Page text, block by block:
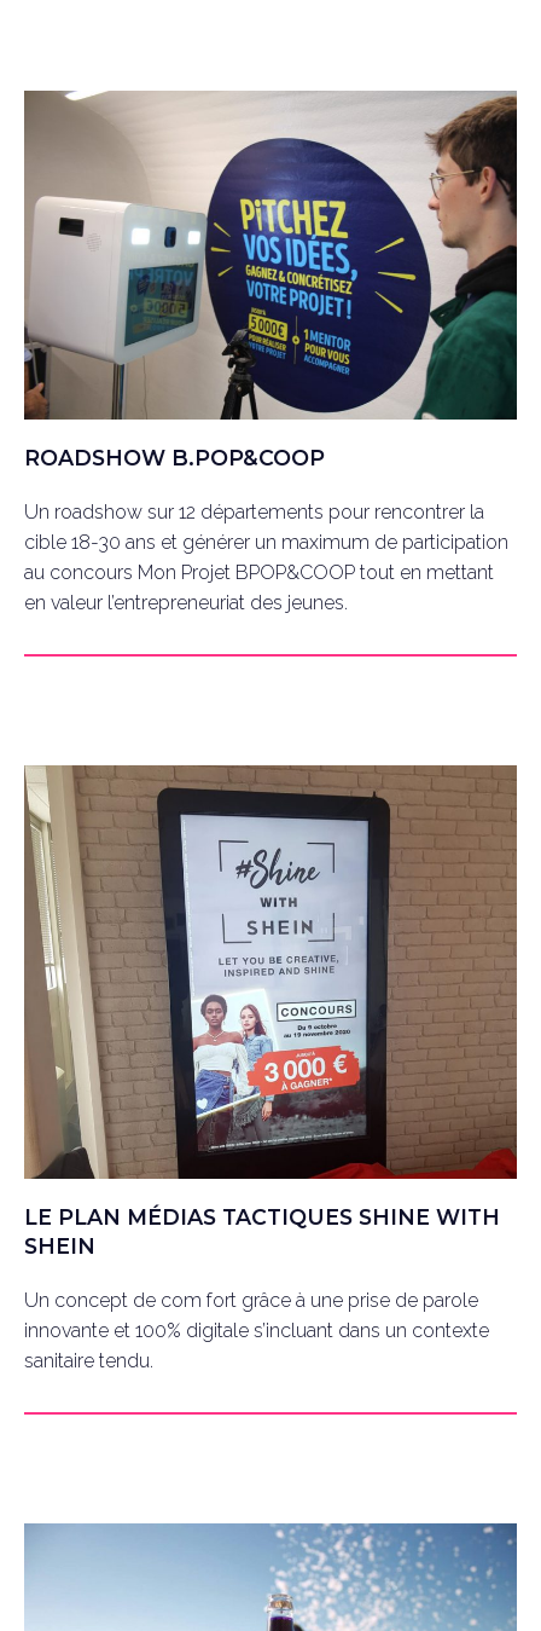
ROADSHOW B.POP&COOP
Un roadshow sur 12 départements pour rencontrer la
cible 18-30 ans et générer un maximum de participation
au concours Mon Projet BPOP&COOP tout en mettant
en valeur l’entrepreneuriat des jeunes.
LE PLAN MÉDIAS TACTIQUES SHINE WITH
SHEIN
Un concept de com fort grâce à une prise de parole
innovante et 100% digitale s’incluant dans un contexte
sanitaire tendu.